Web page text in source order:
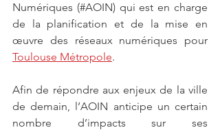
Numériques (#AOIN) qui est en charge
de la planification et de la mise en
Toulouse Métropole.
Afin de répondre aux enjeux de la ville
de demain, l’AOIN anticipe un certain
nombre d’impacts sur ses